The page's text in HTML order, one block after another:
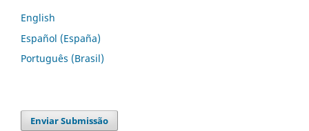
English
Español (España)
Português (Brasil)
Enviar Submissão